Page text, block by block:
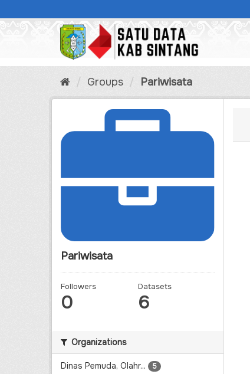
to
Groups Pariwisata
Pariwisata
Followers
0
Datasets
6
Organizations
Dinas Pemuda, Olahr... 5